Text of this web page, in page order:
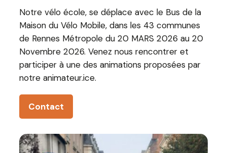
Notre vélo école, se déplace avec le Bus de la
Maison du Vélo Mobile, dans les 43 communes
de Rennes Métropole du 20 MARS 2026 au 20
Novembre 2026. Venez nous rencontrer et
participer à une des animations proposées par
notre animateur.ice.
Contact